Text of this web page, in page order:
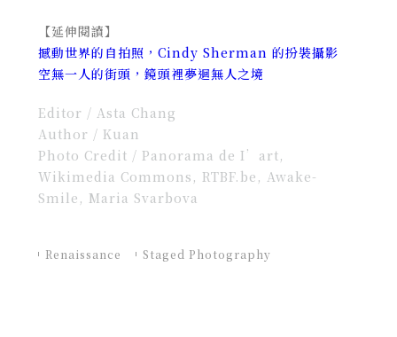
【延伸閱讀】
撼動世界的自拍照，Cindy Sherman 的扮裝攝影
空無一人的街頭，鏡頭裡夢迴無人之境
Editor / Asta Chang
Author / Kuan
Photo Credit / Panorama de I’art,
Wikimedia Commons, RTBF.be, Awake-
Smile, Maria Svarbova
Renaissance Staged Photography